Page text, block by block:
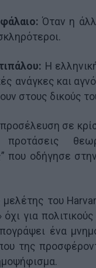
Όταν η
Η
ανάγκες και
στους δικούς
σε
προτάσεις
που οδήγησε
του
για
ένα
της